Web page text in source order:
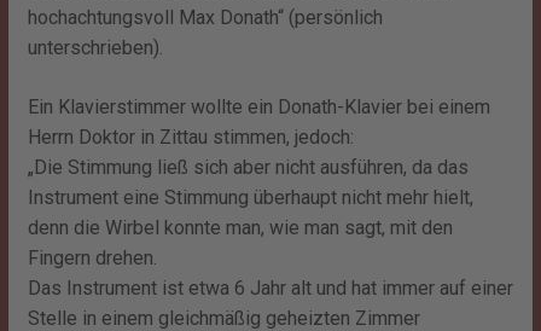
hochachtungsvoll Max Donath“ (persönlich
unterschrieben).
Ein Klavierstimmer wollte ein Donath-Klavier bei einem
Herrn Doktor in Zittau stimmen, jedoch:
„Die Stimmung ließ sich aber nicht ausführen, da das
Instrument eine Stimmung überhaupt nicht mehr hielt,
denn die Wirbel konnte man, wie man sagt, mit den
Fingern drehen.
Das Instrument ist etwa 6 Jahr alt und hat immer auf einer
Stelle in einem gleichmäßig geheizten Zimmer